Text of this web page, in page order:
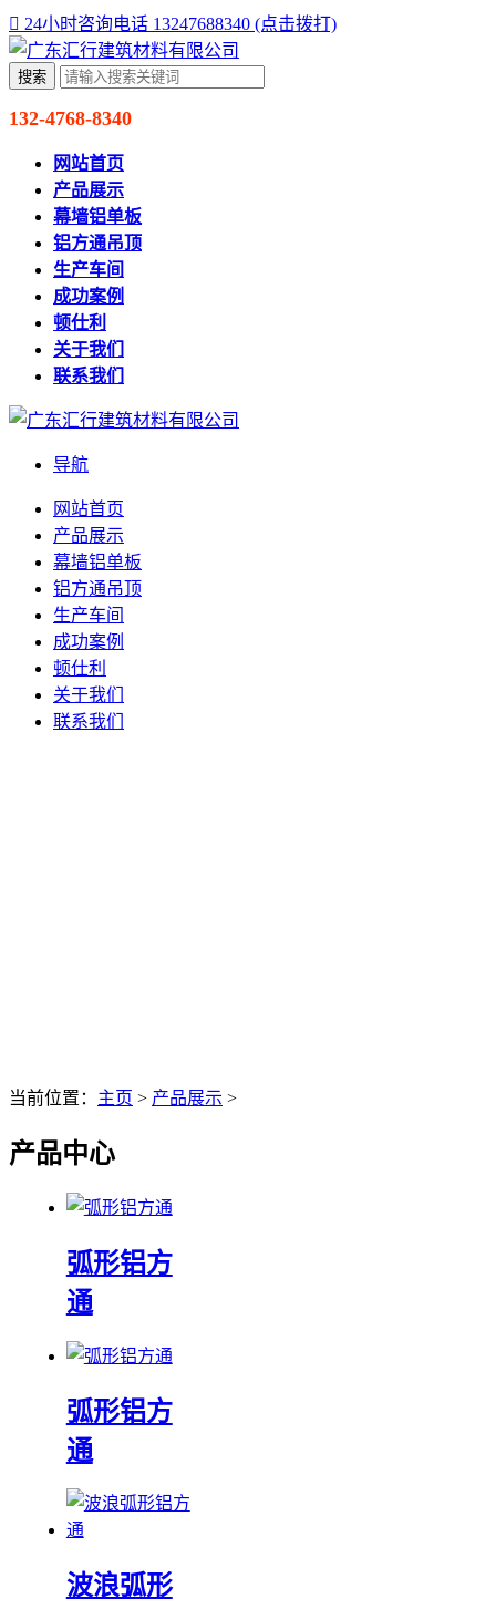
 24小时咨询电话 13247688340 (点击拨打)
132-4768-8340
网站首页
产品展示
幕墙铝单板
铝方通吊顶
生产车间
成功案例
顿仕利
关于我们
联系我们
导航
网站首页
产品展示
幕墙铝单板
铝方通吊顶
生产车间
成功案例
顿仕利
关于我们
联系我们
当前位置： 主页 > 产品展示 >
产品中心
弧形铝方
通
弧形铝方
通
波浪弧形